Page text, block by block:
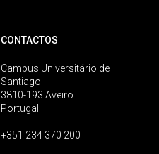
CONTACTOS
Campus Universitário de
Santiago
3810-193 Aveiro
Portugal
+351 234 370 200